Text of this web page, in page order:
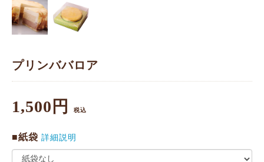
プリンババロア
1,500円 税込
■紙袋 詳細説明